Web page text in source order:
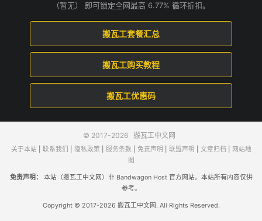
（暂无） 即可锁定全网最高 6.77% 循环折扣。
搬瓦工套餐汇总
搬瓦工购买教程
搬瓦工优惠码
© 2017-2026 搬瓦工中文网
关于本站| 联系我们 隐私政策 服务条款 免责声明 联盟声明 文章归档
网站地
图
免责声明：
本站（搬瓦工中文网）非 Bandwagon Host 官方网站。本站所有内容仅供
参考。
Copyright © 2017-2026 搬瓦工中文网. All Rights Reserved.